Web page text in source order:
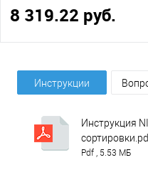
8 319.22 руб.
Инструкции
Инструкция
Pdf , 5.53 МБ